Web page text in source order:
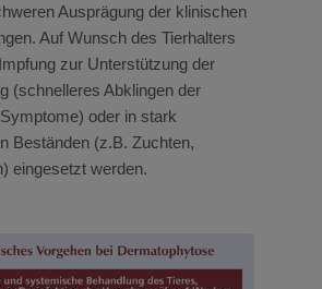
Ausprägung der klinischen
Auf Wunsch des Tierhalters
zur Unterstützung der
(schnelleres Abklingen der
oder in stark
Beständen (z.B. Zuchten,
eingesetzt werden.